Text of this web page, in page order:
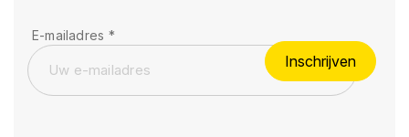
E-mailadres *
Inschrijven